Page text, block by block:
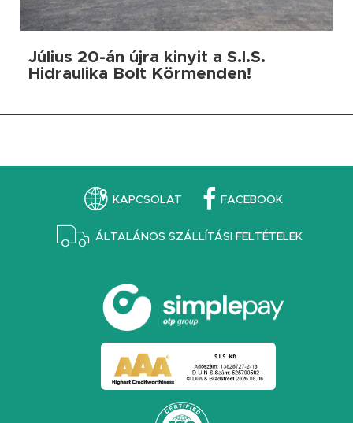
Július 20-án újra kinyit a S.I.S.
Hidraulika Bolt Körmenden!
KAPCSOLAT FACEBOOK
ÁLTALÁNOS SZÁLLÍTÁSI FELTÉTELEK